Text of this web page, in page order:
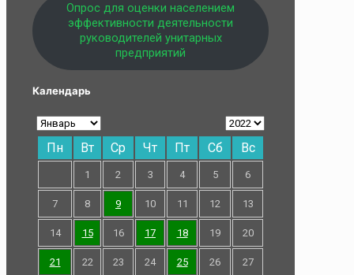
Опрос для оценки населением
эффективности деятельности
руководителей унитарных
предприятий
Календарь
Пн Вт Ср Чт Пт Сб Вс
1 2 3 4 5 6
7 8 9 10 11 12 13
14 15 16 17 18 19 20
21 22 23 24 25 26 27